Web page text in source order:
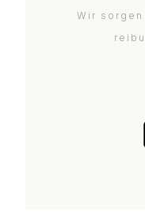
Wir sorgen